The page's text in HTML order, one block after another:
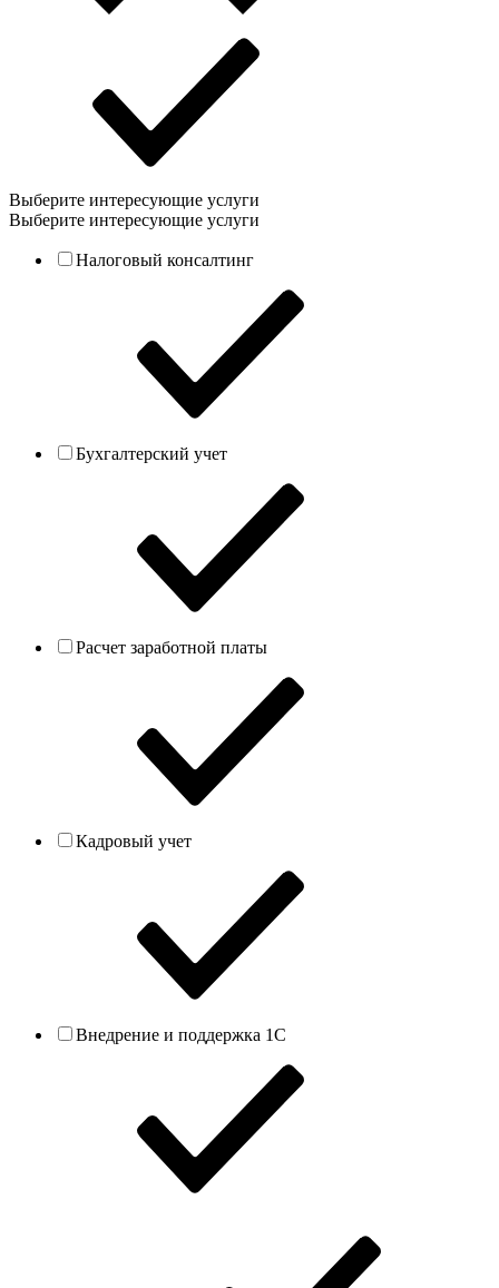
Выберите интересующие услуги
Выберите интересующие услуги
Налоговый консалтинг
Бухгалтерский учет
Расчет заработной платы
Кадровый учет
Внедрение и поддержка 1С